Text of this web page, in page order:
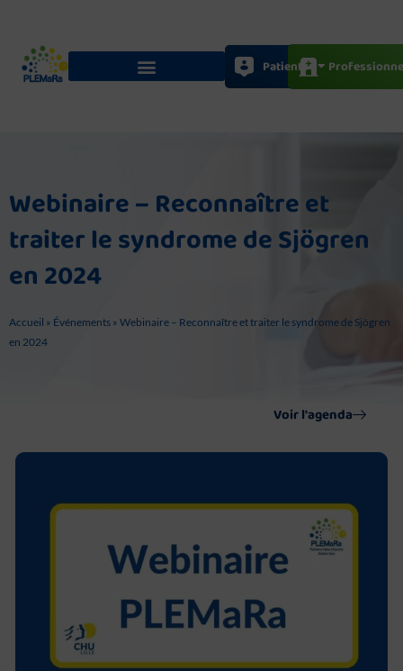
contenu
Patients
Webinaire – Reconnaître et
traiter le syndrome de Sjögren
en 2024
Accueil » Événements » Webinaire – Reconnaître et traiter le syndrome de Sjögren
en 2024
Voir l'agenda